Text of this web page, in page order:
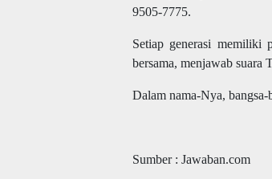
9505-7775.
Setiap generasi memiliki
bersama, menjawab suara
Dalam nama-Nya, bangsa-
Sumber : Jawaban.com